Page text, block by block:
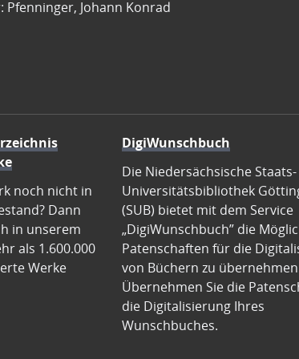
Pfenninger, Johann Konrad
noch nicht in
Dann
in unserem
als 1.600.000
Werke
DigiWunschbuch
Die Niedersächsische
Universitätsbibliothek
(SUB) bietet mit dem Service
„DigiWunschbuch” die
Patenschaften für die
von Büchern zu
Übernehmen Sie die
die Digitalisierung Ihres
Wunschbuches.